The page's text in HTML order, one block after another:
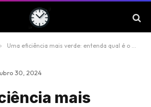
Uma eficiência mais verde: entenda qual é o papel da transformação digital na sustentabilidade empresarial
30, 2024
mais